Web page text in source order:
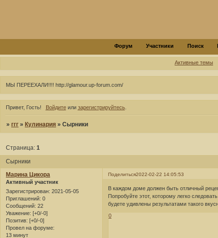
Форум Участники Поиск
Активные темы
МЫ ПЕРЕЕХАЛИ!!!! http://glamour.up-forum.com/
Привет, Гость! Войдитеили зарегистрируйтесь.
» ггг »Кулинария »Сырники
Сырники
Страница:1
Поделиться2022-02-22 14:05:53
Марина Цикора
Активный участник
Зарегистрирован: 2021-05-05
Приглашений: 0
Сообщений: 22
Уважение: [+0/-0]
Позитив: [+0/-0]
Провел на форуме:
13 минут
В каждом доме должен быть отличный
Попробуйте этот, которому легко
будете удивлены результатами такого
0